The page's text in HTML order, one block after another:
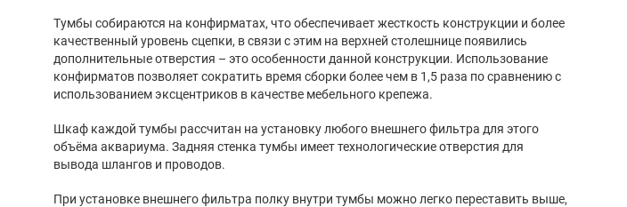
Тумбы собираются на конфирматах, что обеспечивает жесткость конструкции и более
качественный уровень сцепки, в связи с этим на верхней столешнице появились
дополнительные отверстия – это особенности данной конструкции. Использование
конфирматов позволяет сократить время сборки более чем в 1,5 раза по сравнению с
использованием эксцентриков в качестве мебельного крепежа.
Шкаф каждой тумбы рассчитан на установку любого внешнего фильтра для этого
объёма аквариума. Задняя стенка тумбы имеет технологические отверстия для
вывода шлангов и проводов.
При установке внешнего фильтра полку внутри тумбы можно легко переставить выше,